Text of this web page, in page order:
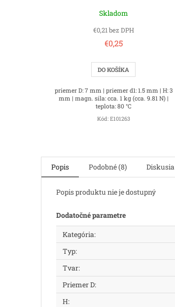
Skladom
€0,21 bez DPH
€0,25
DO KOŠÍKA
priemer D: 7 mm | priemer d1: 1.5 mm | H: 3
mm | magn. sila: cca. 1 kg (cca. 9.81 N) |
teplota: 80 °C
Kód: E101263
Popis Podobné (8) Diskusia
Popis produktu nie je dostupný
Dodatočné parametre
Kategória:
Typ:
Tvar:
Priemer D:
H: